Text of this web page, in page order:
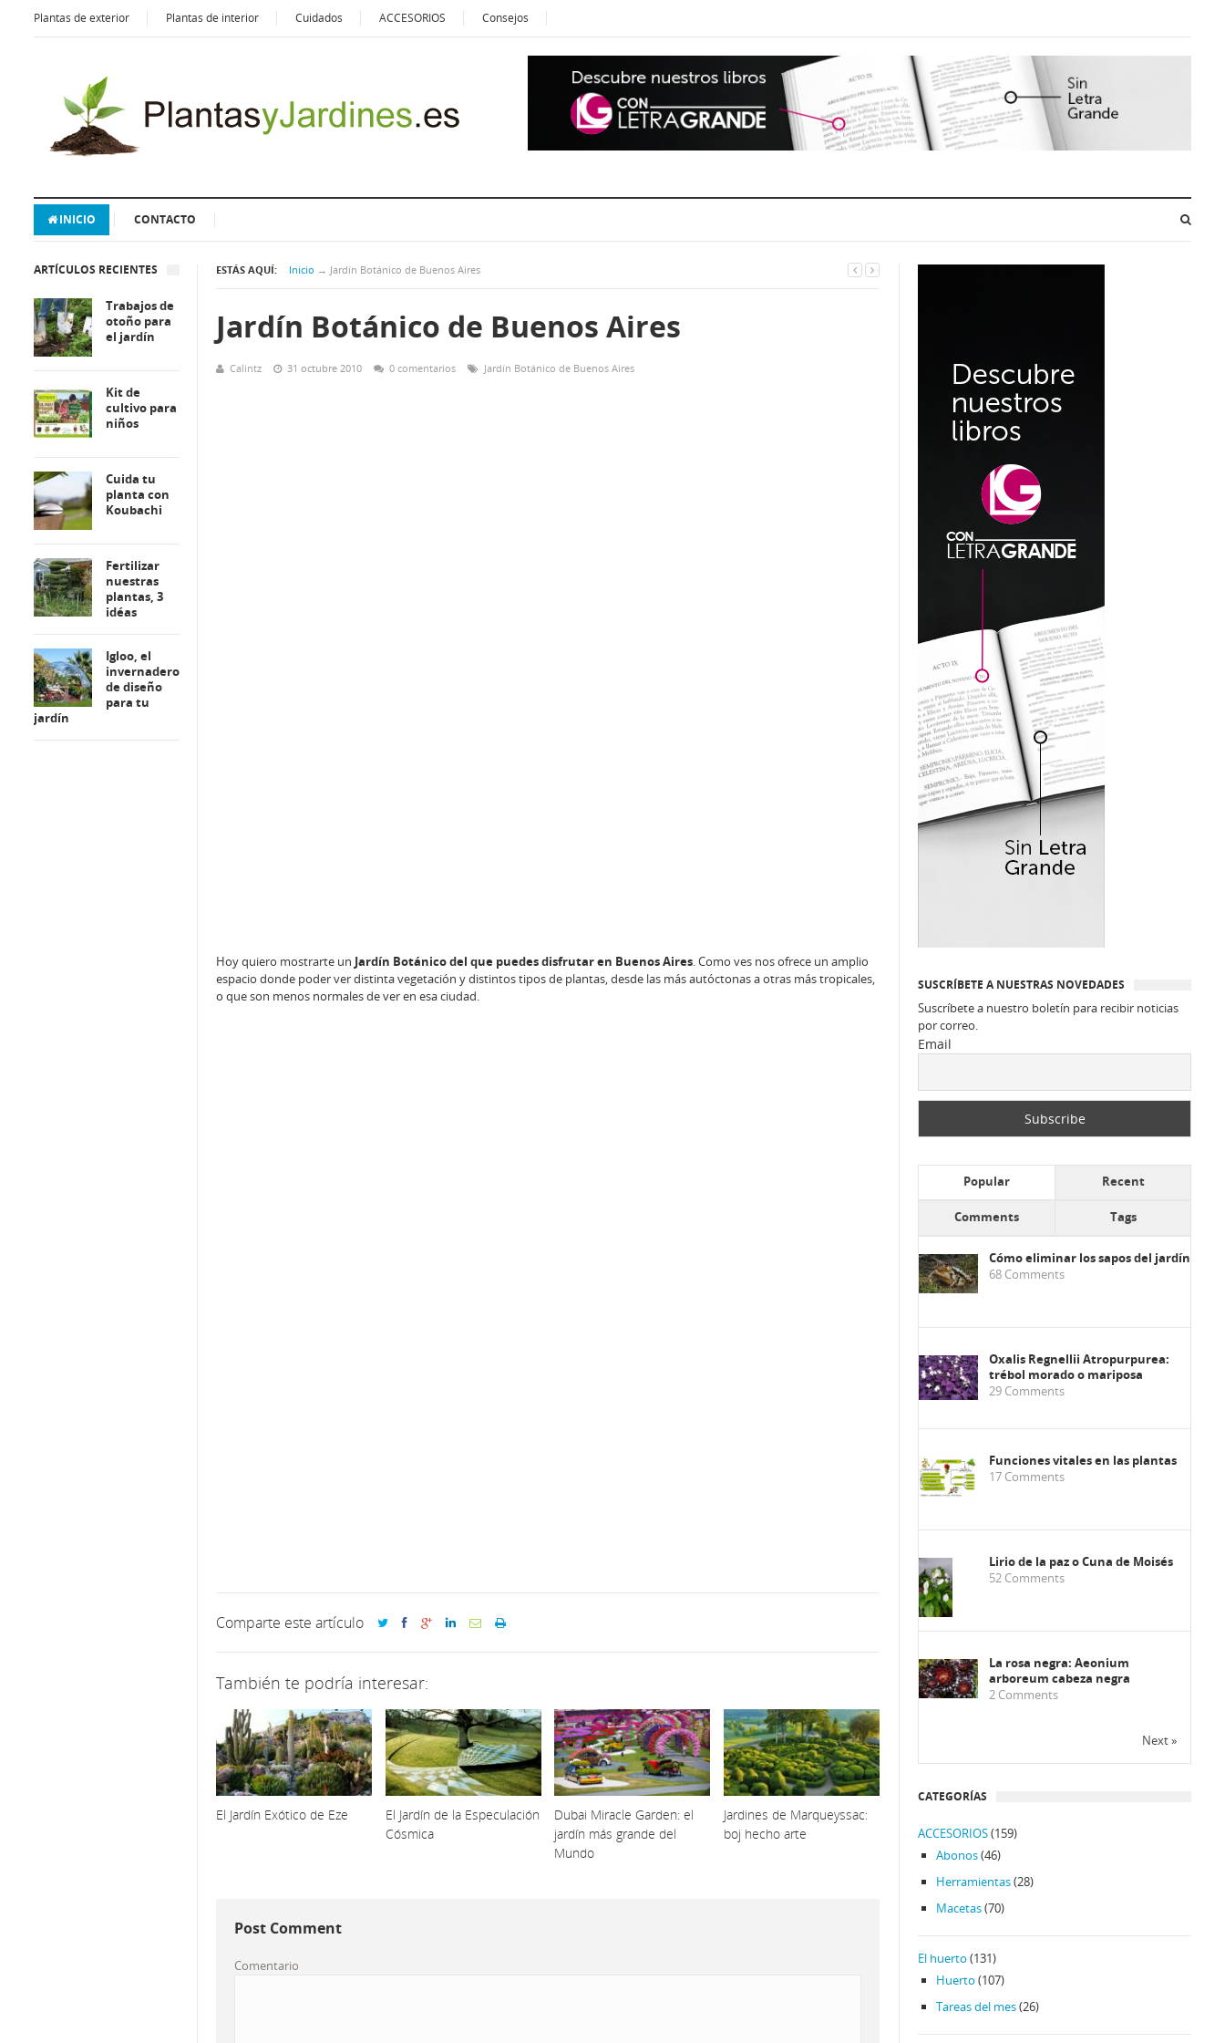
Plantas de exterior Plantas de interior Cuidados ACCESORIOS Consejos
INICIO CONTACTO
ESTÁS AQUÍ: Inicio → Jardín Botánico de Buenos Aires
Jardín Botánico de Buenos Aires
Calintz 31 octubre 2010 0 comentarios Jardín Botánico de Buenos Aires
Hoy quiero mostrarte un Jardín Botánico del que puedes disfrutar en Buenos Aires . Como ves nos ofrece un amplio
espacio donde poder ver distinta vegetación y distintos tipos de plantas, desde las más autóctonas a otras más tropicales,
o que son menos normales de ver en esa ciudad.
Comparte este artículo
También te podría interesar:
El Jardín Exótico de Eze
El Jardín de la Especulación
Cósmica
Dubai Miracle Garden: el
jardín más grande del
Mundo
Jardines de Marqueyssac:
boj hecho arte
Post Comment
Comentario
ARTÍCULOS RECIENTES
Trabajos de
otoño para
el jardín
Kit de
cultivo para
niños
Cuida tu
planta con
Koubachi
Fertilizar
nuestras
plantas, 3
idéas
Igloo, el
invernadero
de diseño
para tu
jardín
SUSCRÍBETE A NUESTRAS NOVEDADES
Suscríbete a nuestro boletín para recibir noticias
por correo.
Email
Popular Recent
Comments Tags
Cómo eliminar los sapos del jardín
68 Comments
Oxalis Regnellii Atropurpurea:
trébol morado o mariposa
29 Comments
Funciones vitales en las plantas
17 Comments
Lirio de la paz o Cuna de Moisés
52 Comments
La rosa negra: Aeonium
arboreum cabeza negra
2 Comments
Next »
CATEGORÍAS
ACCESORIOS(159)
Abonos(46)
Herramientas(28)
Macetas(70)
El huerto (131)
Huerto (107)
Tareas del mes(26)